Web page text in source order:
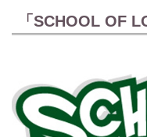
「SCHOOL OF